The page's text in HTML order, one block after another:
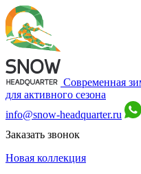
Современная
для активного сезона
info@snow-headquarter.ru
Заказать звонок
Новая коллекция